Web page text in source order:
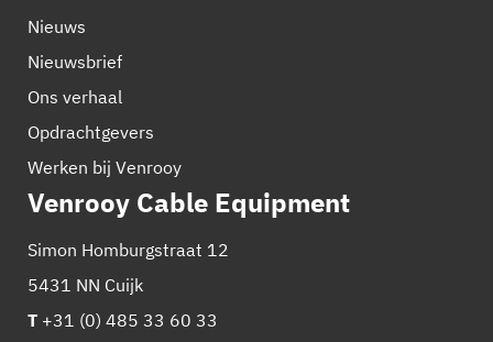
Nieuws
Nieuwsbrief
Ons verhaal
Opdrachtgevers
Werken bij Venrooy
Venrooy Cable Equipment
Simon Homburgstraat 12
5431 NN Cuijk
T +31 (0) 485 33 60 33